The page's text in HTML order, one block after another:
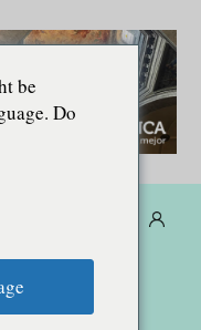
be
Do